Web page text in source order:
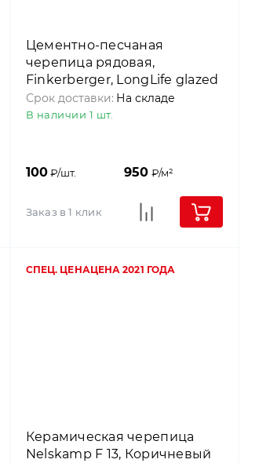
Цементно-песчаная
черепица рядовая,
Finkerberger, LongLife glazed
Черный, Nelskamp
Срок доставки: На складе
В наличии 1 шт.
100₽/шт. 950 ₽/м²
Заказ в 1 клик
СПЕЦ. ЦЕНАЦЕНА 2021 ГОДА
Керамическая черепица
Nelskamp F 13, Коричневый